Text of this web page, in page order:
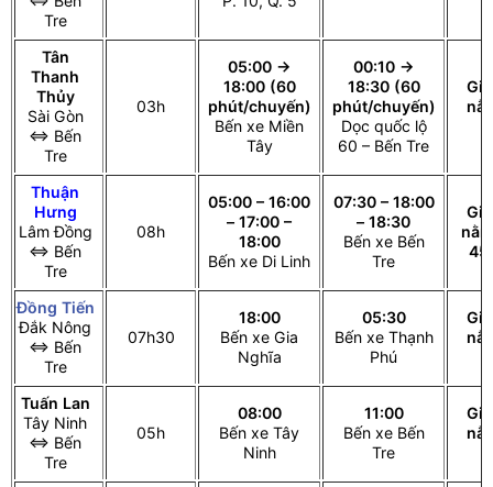
Tre
Tân
Thanh
Thủy
Sài Gòn
⇔ Bến
Tre
03h
05:00 →
18:00 (60
phút/chuyến)
Bến xe Miền
Tây
00:10 →
18:30 (60
phút/chuyến)
Dọc quốc lộ
60 – Bến Tre
Thuận
Hưng
Lâm Đồng
⇔ Bến
Tre
08h
05:00 – 16:00
– 17:00 –
18:00
Bến xe Di Linh
07:30 – 18:00
– 18:30
Bến xe Bến
Tre
45
Đồng Tiến
Đắk Nông
⇔ Bến
Tre
07h30
18:00
Bến xe Gia
Nghĩa
05:30
Bến xe Thạnh
Phú
Tuấn Lan
Tây Ninh
⇔ Bến
Tre
05h
08:00
Bến xe Tây
Ninh
11:00
Bến xe Bến
Tre